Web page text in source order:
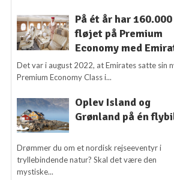
På ét år har 160.000
fløjet på Premium
Economy med
Det var i august 2022, at Emirates satte sin
Premium Economy Class i...
Oplev Island og
Grønland på én
Drømmer du om et nordisk rejseeventyr i
tryllebindende natur? Skal det være den
mystiske...